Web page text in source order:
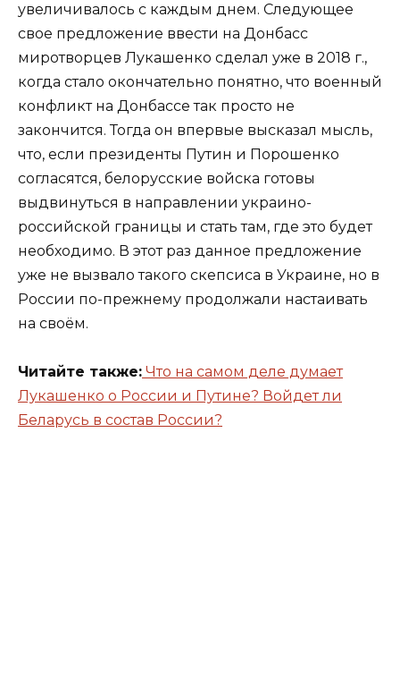
увеличивалось с каждым днем. Следующее
свое предложение ввести на Донбасс
миротворцев Лукашенко сделал уже в 2018 г.,
когда стало окончательно понятно, что военный
конфликт на Донбассе так просто не
закончится. Тогда он впервые высказал мысль,
что, если президенты Путин и Порошенко
согласятся, белорусские войска готовы
выдвинуться в направлении украино-
российской границы и стать там, где это будет
необходимо. В этот раз данное предложение
уже не вызвало такого скепсиса в Украине, но в
России по-прежнему продолжали настаивать
на своём.
Читайте также: Что на самом деле думает
Лукашенко о России и Путине? Войдет ли
Беларусь в состав России?